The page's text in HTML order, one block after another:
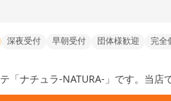
深夜受付 早朝受付 団体様歓迎 完全
「ナチュラ-NATURA-」です。当
と体の究極の癒やしをお届けして